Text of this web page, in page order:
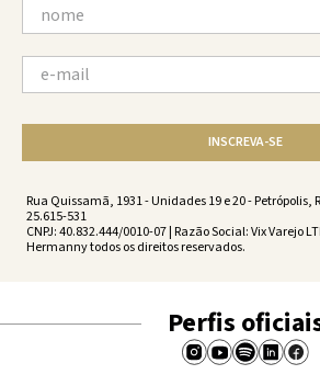
INSCREVA-SE
Rua Quissamã, 1931 - Unidades 19 e 20 - Petrópolis,
25.615-531
CNPJ: 40.832.444/0010-07 | Razão Social: Vix Varejo
Hermanny todos os direitos reservados.
Perfis